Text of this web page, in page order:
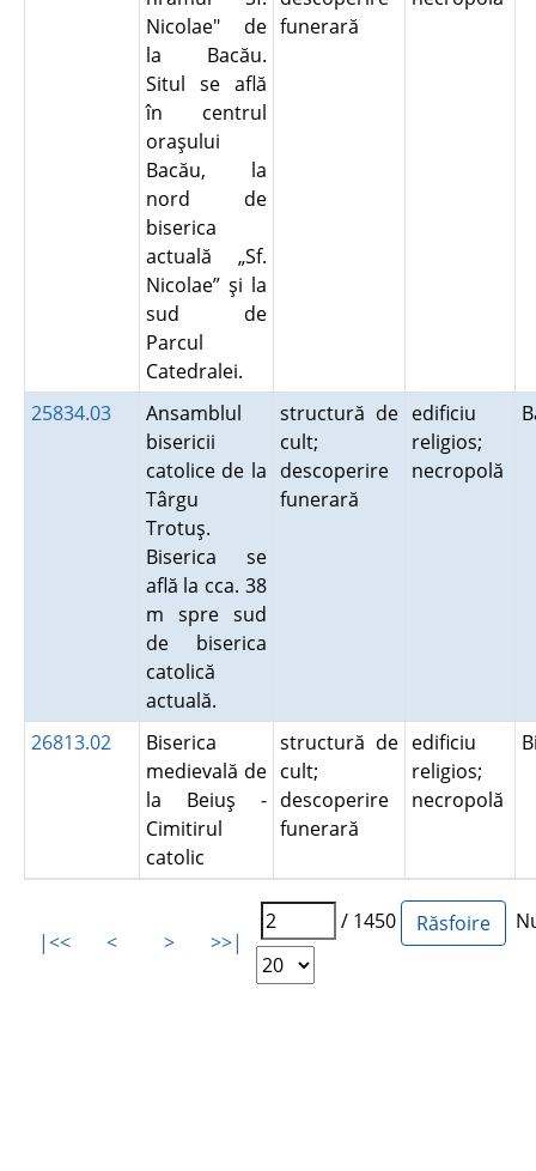
Nicolae" de
la Bacău.
Situl se află
în centrul
oraşului
Bacău, la
nord de
biserica
actuală „Sf.
Nicolae” şi la
sud de
Parcul
Catedralei.
funerară
25834.03
Ansamblul
bisericii
catolice de la
Târgu
Trotuş.
Biserica se
află la cca. 38
m spre sud
de biserica
catolică
actuală.
structură de
cult;
descoperire
funerară
edificiu
religios;
necropolă
26813.02
Biserica
medievală de
la Beiuş -
Cimitirul
catolic
structură de
cult;
descoperire
funerară
edificiu
religios;
necropolă
|<< < > >>|
/ 1450